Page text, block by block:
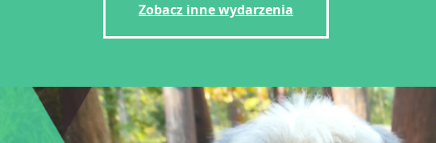
Zobacz inne wydarzenia